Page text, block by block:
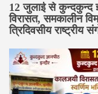
12 जुलाई से कुन्दकुन्द
विरासत, समकालीन
त्रिदिवसीय राष्ट्रीय